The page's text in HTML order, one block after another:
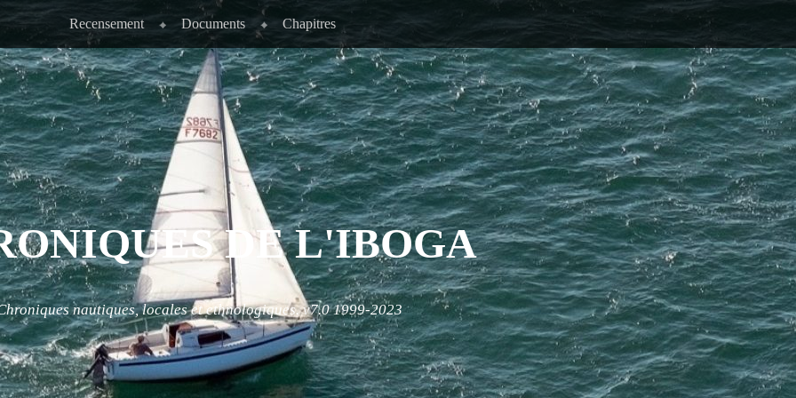
Recensement Documents Chapitres
DE L'IBOGA
nautiques, locales et ethnologiques. v7.0 1999-2023